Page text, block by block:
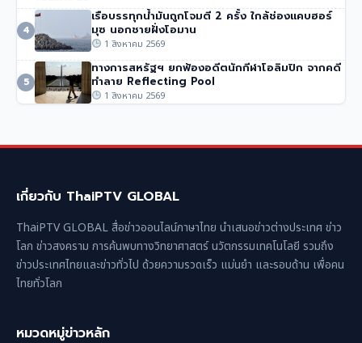
4
เรือบรรทุกน้ำมันถูกโจมตี 2 ครั้ง ใกล้ช่องแคบฮอร์
มุซ นอกชายฝั่งโอมาน
1 สิงหาคม 2569
5
ทางการสหรัฐฯ ยกฟ้องอดีตนักกีฬาโอลิมปิก จากคดี
ทำลาย Reflecting Pool
1 สิงหาคม 2569
เกี่ยวกับ ThaiPTV GLOBAL
ThaiPTV GLOBAL สื่อข่าวออนไลน์ภาษาไทย นำเสนอข่าวต่างประเทศ ข่าว
โลก ข่าวสงคราม การค้นพบทางวิทยาศาสตร์ นวัตกรรมเทคโนโลยี รวมถึง
ข่าวประเทศไทยและข่าวทั่วไป ด้วยความรวดเร็ว แม่นยำ และรอบด้าน เพื่อคน
ไทยทั่วโลก
หมวดหมู่ข่าวหลัก